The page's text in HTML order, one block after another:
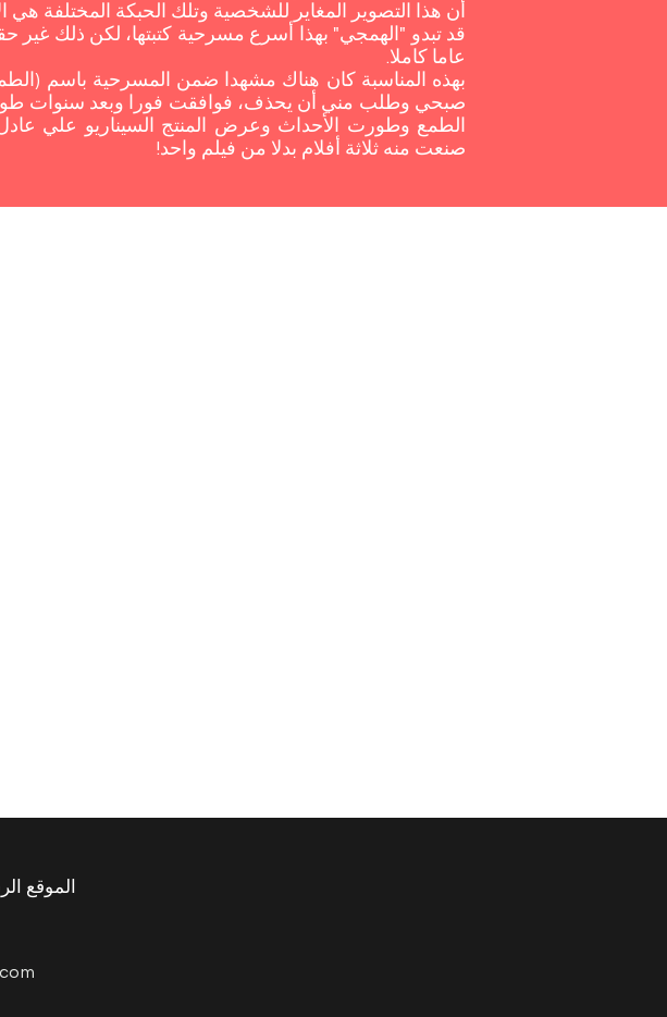
أن هذا التصوير المغاير للشخصية وتلك الحبكة المختلفة هي
قد تبدو "الهمجي" بهذا أسرع مسرحية كتبتها، لكن ‏ذلك غير
عاما كاملا.
بهذه المناسبة كان هناك مشهدا ضمن المسرحية باسم
صبحي وطلب مني أن يحذف، فوافقت فورا وبعد سنوات
الطمع وطورت الأحداث وعرض المنتج السيناريو علي
صنعت منه ثلاثة أفلام بدلا من فيلم واحد!
الموقع